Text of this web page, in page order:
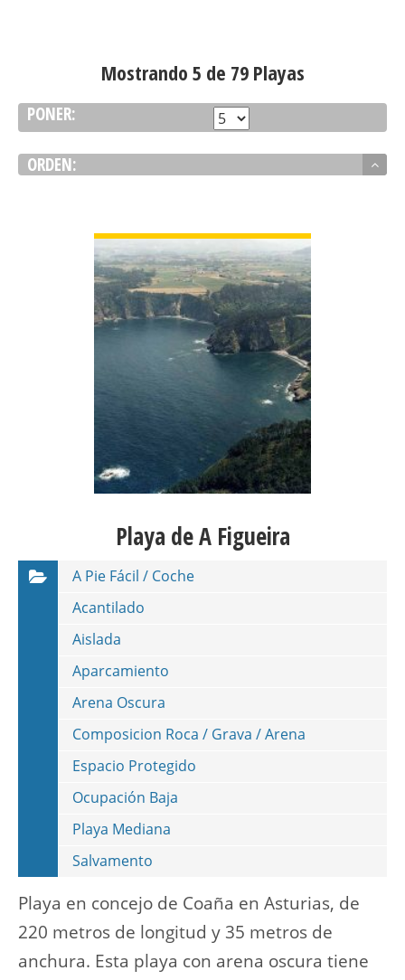
Mostrando 5 de 79 Playas
PONER:
ORDEN:
Playa de A Figueira
A Pie Fácil / Coche
Acantilado
Aislada
Aparcamiento
Arena Oscura
Composicion Roca / Grava / Arena
Espacio Protegido
Ocupación Baja
Playa Mediana
Salvamento
Playa en concejo de Coaña en Asturias, de
220 metros de longitud y 35 metros de
anchura. Esta playa con arena oscura tiene